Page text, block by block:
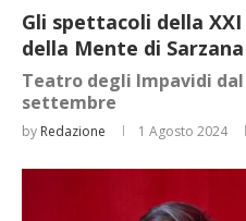
Gli spettacoli della
della Mente di Sarzana
Teatro degli Impavidi dal
settembre
by Redazione 1 Agosto 2024